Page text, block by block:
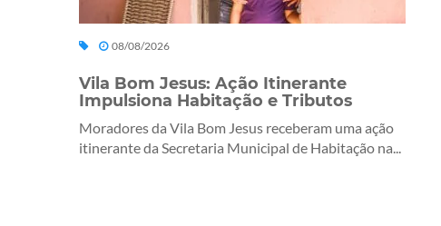
08/08/2026
Vila Bom Jesus: Ação Itinerante
Impulsiona Habitação e Tributos
Moradores da Vila Bom Jesus receberam uma ação
itinerante da Secretaria Municipal de Habitação na...